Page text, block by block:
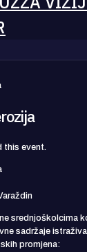
this event.
srednjoškolcima
sadržaje
promjena: